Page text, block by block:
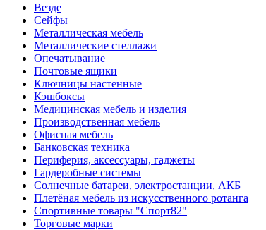
Везде
Сейфы
Металлическая мебель
Металлические стеллажи
Опечатывание
Почтовые ящики
Ключницы настенные
Кэшбоксы
Медицинская мебель и изделия
Производственная мебель
Офисная мебель
Банковская техника
Периферия, аксессуары, гаджеты
Гардеробные системы
Солнечные батареи, электростанции, АКБ
Плетёная мебель из искусственного ротанга
Спортивные товары "Спорт82"
Торговые марки